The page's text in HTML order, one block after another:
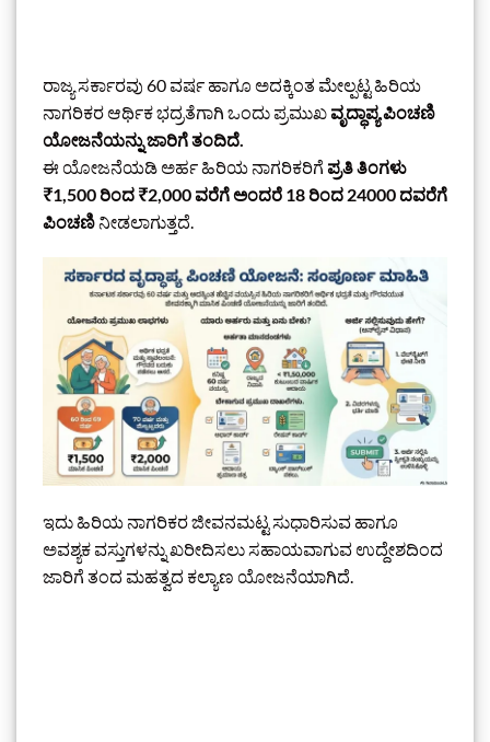
ರಾಜ್ಯ ಸರ್ಕಾರವು 60 ವರ್ಷ ಹಾಗೂ ಅದಕ್ಕಿಂತ ಮೇಲ್ಪಟ್ಟ ಹಿರಿಯ
ನಾಗರಿಕರ ಆರ್ಥಿಕ ಭದ್ರತೆಗಾಗಿ ಒಂದು ಪ್ರಮುಖ ವೃದ್ಧಾಪ್ಯ ಪಿಂಚಣಿ
ಯೋಜನೆಯನ್ನು ಜಾರಿಗೆ ತಂದಿದೆ.
ಈ ಯೋಜನೆಯಡಿ ಅರ್ಹ ಹಿರಿಯ ನಾಗರಿಕರಿಗೆ ಪ್ರತಿ ತಿಂಗಳು
₹1,500 ರಿಂದ ₹2,000 ವರೆಗೆ ಅಂದರೆ 18 ರಿಂದ 24000 ದವರೆಗೆ
ಪಿಂಚಣಿನೀಡಲಾಗುತ್ತದೆ.
ಇದು ಹಿರಿಯ ನಾಗರಿಕರ ಜೀವನಮಟ್ಟ ಸುಧಾರಿಸುವ ಹಾಗೂ
ಅವಶ್ಯಕ ವಸ್ತುಗಳನ್ನು ಖರೀದಿಸಲು ಸಹಾಯವಾಗುವ ಉದ್ದೇಶದಿಂದ
ಜಾರಿಗೆ ತಂದ ಮಹತ್ವದ ಕಲ್ಯಾಣ ಯೋಜನೆಯಾಗಿದೆ.